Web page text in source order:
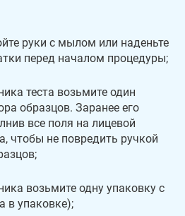
руки с мылом или наденьте
перед началом процедуры;
теста возьмите один
образцов. Заранее его
все поля на лицевой
чтобы не повредить ручкой
возьмите одну упаковку с
в упаковке);